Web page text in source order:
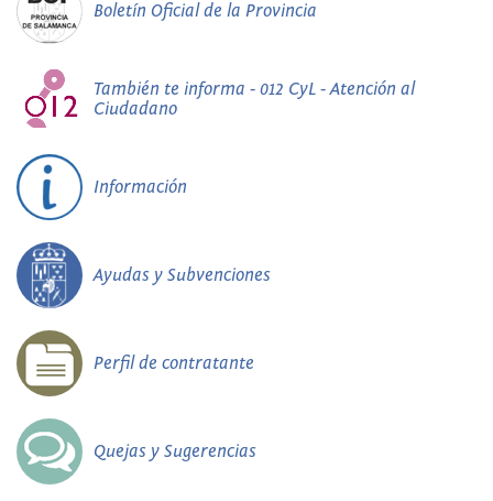
Boletín Oficial de la Provincia
También te informa - 012 CyL - Atención al
Ciudadano
Información
Ayudas y Subvenciones
Perfil de contratante
Quejas y Sugerencias